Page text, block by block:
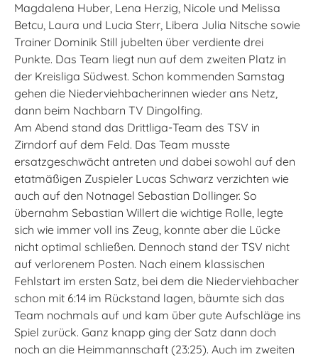
Magdalena Huber, Lena Herzig, Nicole und Melissa
Betcu, Laura und Lucia Sterr, Libera Julia Nitsche sowie
Trainer Dominik Still jubelten über verdiente drei
Punkte. Das Team liegt nun auf dem zweiten Platz in
der Kreisliga Südwest. Schon kommenden Samstag
gehen die Niederviehbacherinnen wieder ans Netz,
dann beim Nachbarn TV Dingolfing.
Am Abend stand das Drittliga-Team des TSV in
Zirndorf auf dem Feld. Das Team musste
ersatzgeschwächt antreten und dabei sowohl auf den
etatmäßigen Zuspieler Lucas Schwarz verzichten wie
auch auf den Notnagel Sebastian Dollinger. So
übernahm Sebastian Willert die wichtige Rolle, legte
sich wie immer voll ins Zeug, konnte aber die Lücke
nicht optimal schließen. Dennoch stand der TSV nicht
auf verlorenem Posten. Nach einem klassischen
Fehlstart im ersten Satz, bei dem die Niederviehbacher
schon mit 6:14 im Rückstand lagen, bäumte sich das
Team nochmals auf und kam über gute Aufschläge ins
Spiel zurück. Ganz knapp ging der Satz dann doch
noch an die Heimmannschaft (23:25). Auch im zweiten